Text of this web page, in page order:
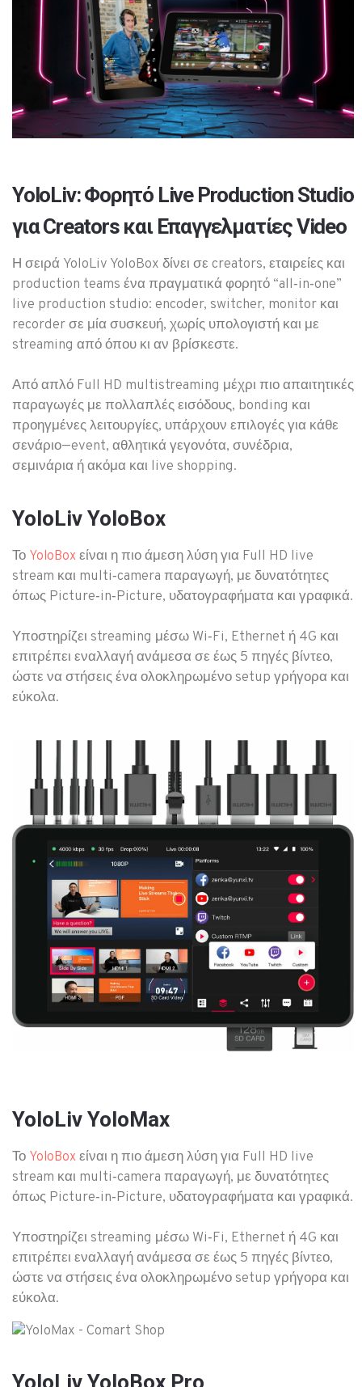
YoloLiv: Φορητό Live Production Studio
για Creators και Επαγγελματίες Video
Η σειρά YoloLiv YoloBox δίνει σε creators, εταιρείες και
production teams ένα πραγματικά φορητό “all‑in‑one”
live production studio: encoder, switcher, monitor και
recorder σε μία συσκευή, χωρίς υπολογιστή και με
streaming από όπου κι αν βρίσκεστε.
Από απλό Full HD multistreaming μέχρι πιο απαιτητικές
παραγωγές με πολλαπλές εισόδους, bonding και
προηγμένες λειτουργίες, υπάρχουν επιλογές για κάθε
σενάριο—event, αθλητικά γεγονότα, συνέδρια,
σεμινάρια ή ακόμα και live shopping.​
YoloLiv YoloBox
Το YoloBox είναι η πιο άμεση λύση για Full HD live
stream και multi‑camera παραγωγή, με δυνατότητες
όπως Picture‑in‑Picture, υδατογραφήματα και γραφικά.
Υποστηρίζει streaming μέσω Wi‑Fi, Ethernet ή 4G και
επιτρέπει εναλλαγή ανάμεσα σε έως 5 πηγές βίντεο,
ώστε να στήσεις ένα ολοκληρωμένο setup γρήγορα και
εύκολα.
YoloLiv YoloMax
Το YoloBox είναι η πιο άμεση λύση για Full HD live
stream και multi‑camera παραγωγή, με δυνατότητες
όπως Picture‑in‑Picture, υδατογραφήματα και γραφικά.
Υποστηρίζει streaming μέσω Wi‑Fi, Ethernet ή 4G και
επιτρέπει εναλλαγή ανάμεσα σε έως 5 πηγές βίντεο,
ώστε να στήσεις ένα ολοκληρωμένο setup γρήγορα και
εύκολα.​
YoloLiv YoloBox Pro